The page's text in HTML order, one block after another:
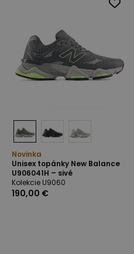
Novinka
Unisex topánky New Balance
U906041H – sivé
Kolekcie U9060
190,00 €